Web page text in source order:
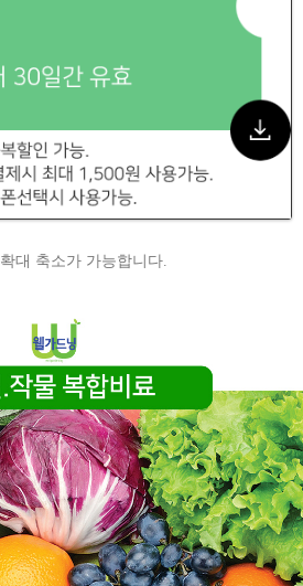
확대 축소가 가능합니다.